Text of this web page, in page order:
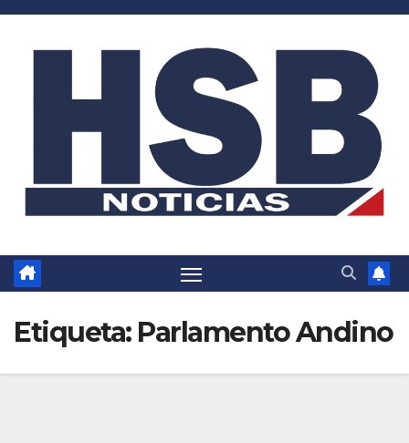
Saltar
Etiqueta: Parlamento Andino